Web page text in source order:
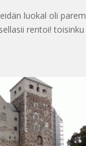
luokal oli
rentoi! toisinku